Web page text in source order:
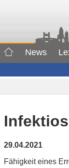
News
29.04.2021
Fähigkeit eines